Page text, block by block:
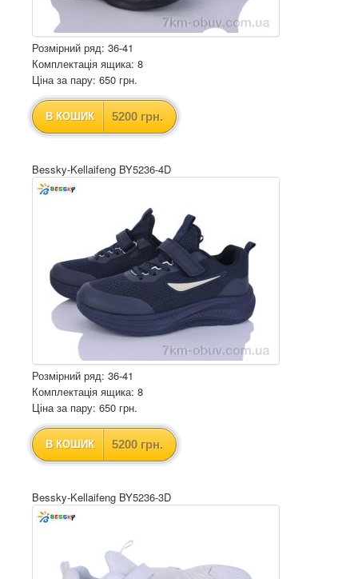
Розмірний ряд: 36-41
Комплектація ящика: 8
Ціна за пару: 650 грн.
В КОШИК 5200 грн.
Bessky-Kellaifeng BY5236-4D
Розмірний ряд: 36-41
Комплектація ящика: 8
Ціна за пару: 650 грн.
В КОШИК 5200 грн.
Bessky-Kellaifeng BY5236-3D